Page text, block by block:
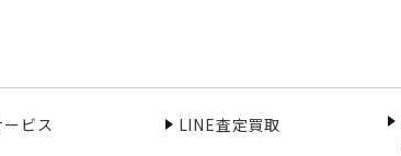
ービス LINE査定買取